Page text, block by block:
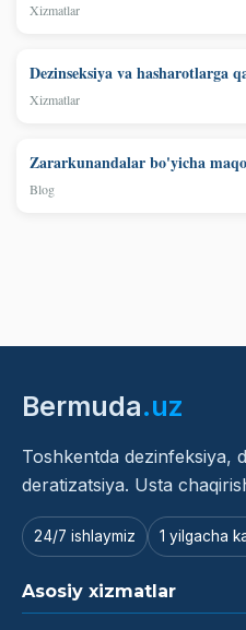
Xizmatlar
Dezinseksiya va hasharotlarga
Xizmatlar
Zararkunandalar bo'yicha
Blog
Bermuda.uz
Toshkentda dezinfeksiya,
deratizatsiya. Usta
24/7 ishlaymiz 1 yilgacha
Asosiy xizmatlar